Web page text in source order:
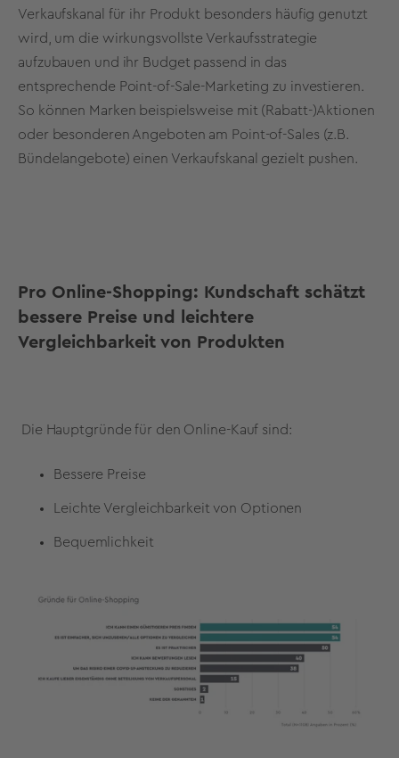
Verkaufskanal für ihr Produkt besonders häufig genutzt
wird, um die wirkungsvollste Verkaufsstrategie
aufzubauen und ihr Budget passend in das
entsprechende Point-of-Sale-Marketing zu investieren.
So können Marken beispielsweise mit (Rabatt-)Aktionen
oder besonderen Angeboten am Point-of-Sales (z.B.
Bündelangebote) einen Verkaufskanal gezielt pushen.
Pro Online-Shopping: Kundschaft schätzt
bessere Preise und leichtere
Vergleichbarkeit von Produkten
Die Hauptgründe für den Online-Kauf sind:
Bessere Preise
Leichte Vergleichbarkeit von Optionen
Bequemlichkeit